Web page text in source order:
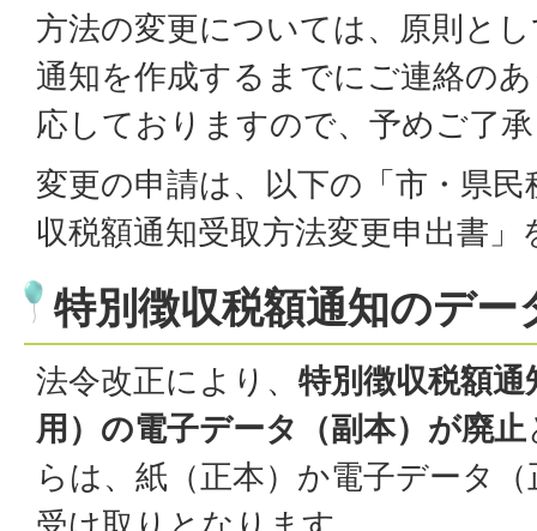
方法の変更については、原則と
通知を作成するまでにご連絡の
応しておりますので、予めご了
変更の申請は、以下の「市・県
収税額通知受取方法変更申出書
特別徴収税額通知のデー
法令改正により、 特別徴収税額通
用）の電子データ（副本）が廃止
らは、紙（正本）か電子データ